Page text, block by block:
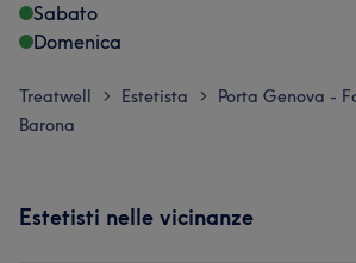
Sabato
Domenica
Treatwell > Estetista > Porta Genova -
Barona
Estetisti nelle vicinanze